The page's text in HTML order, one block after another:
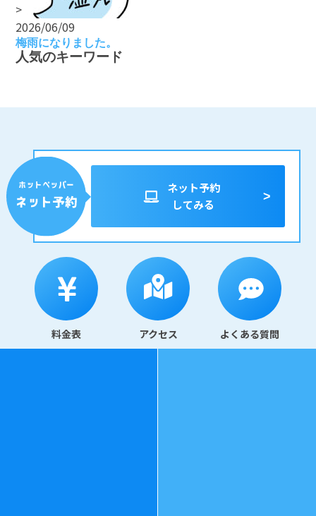
>
2026/06/09
梅雨になりました。
人気のキーワード
ネット予約
してみる
料金表 アクセス よくある質問